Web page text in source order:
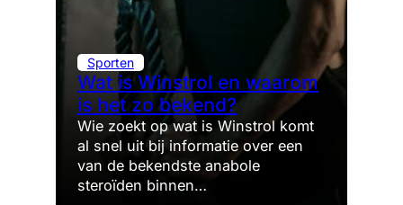
Sporten
Wat is Winstrol en waarom
is het zo bekend?
Wie zoekt op wat is Winstrol komt
al snel uit bij informatie over een
van de bekendste anabole
steroïden binnen…